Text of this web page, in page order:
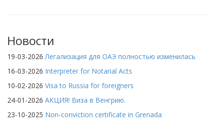
Новости
19-03-2026 Легализация для ОАЭ полностью изменилась
16-03-2026 Interpreter for Notarial Acts
10-02-2026 Visa to Russia for foreigners
24-01-2026 АКЦИЯ! Виза в Венгрию.
23-10-2025 Non-conviction certificate in Grenada